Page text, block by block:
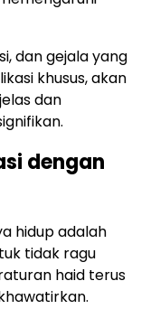
dan gejala yang
khusus, akan
dan
dengan
hidup adalah
tidak ragu
haid terus